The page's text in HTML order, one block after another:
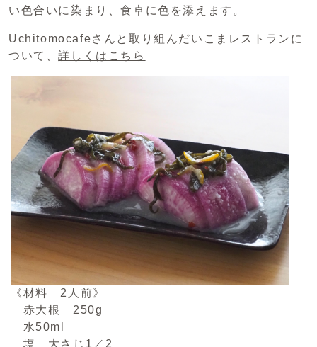
い色合いに染まり、食卓に色を添えます。
Uchitomocafeさんと取り組んだいこまレストランに
ついて、詳しくはこちら
《材料 2人前》
赤大根 250g
水50ml
塩 大さじ1／2